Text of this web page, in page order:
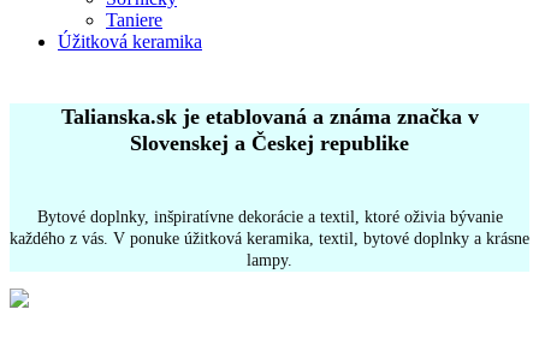
Taniere
Úžitková keramika
Talianska.sk je etablovaná a známa značka v
Slovenskej a Českej republike
Bytové doplnky, inšpiratívne dekorácie a textil, ktoré oživia bývanie
každého z vás. V ponuke úžitková keramika, textil, bytové doplnky a krásne
lampy.